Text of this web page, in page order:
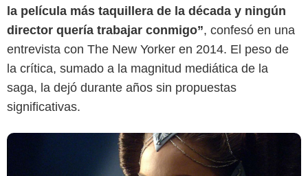
la película más taquillera de la década y ningún
director quería trabajar conmigo”, confesó en una
entrevista con The New Yorker en 2014. El peso de
la crítica, sumado a la magnitud mediática de la
saga, la dejó durante años sin propuestas
significativas.